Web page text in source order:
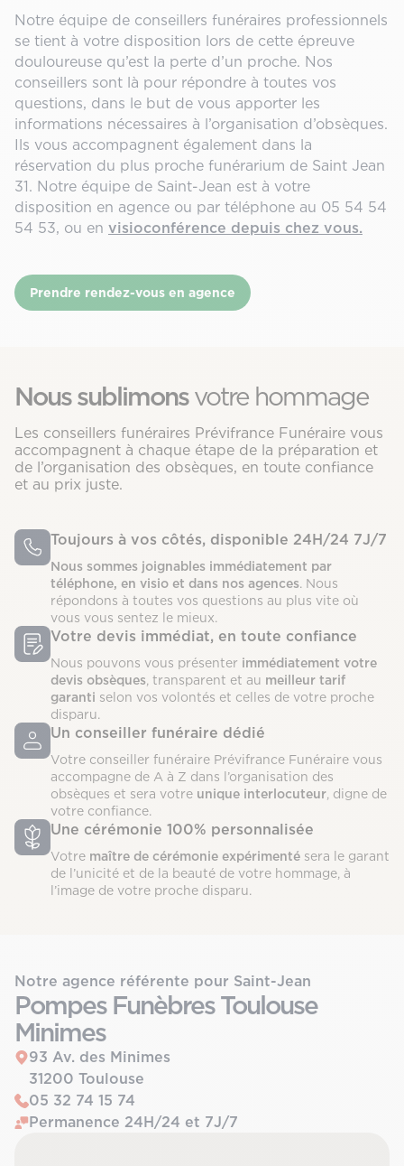
Notre équipe de conseillers funéraires professionnels
se tient à votre disposition lors de cette épreuve
douloureuse qu’est la perte d’un proche. Nos
conseillers sont là pour répondre à toutes vos
questions, dans le but de vous apporter les
informations nécessaires à l’organisation d’obsèques.
Ils vous accompagnent également dans la
réservation du plus proche funérarium de Saint Jean
31. Notre équipe de Saint-Jean est à votre
disposition en agence ou par téléphone au 05 54 54
54 53, ou en visioconférence depuis chez vous.
Prendre rendez-vous en agence
Nous sublimonsvotre hommage
Les conseillers funéraires Prévifrance Funéraire vous
accompagnent à chaque étape de la préparation et
de l’organisation des obsèques, en toute confiance
et au prix juste.
Toujours à vos côtés, disponible 24H/24 7J/7
Nous sommes joignables immédiatement par
téléphone, en visio et dans nos agences. Nous
répondons à toutes vos questions au plus vite où
vous vous sentez le mieux.
Votre devis immédiat, en toute confiance
Nous pouvons vous présenter immédiatement votre
devis obsèques , transparent et au meilleur tarif
garanti selon vos volontés et celles de votre proche
disparu.
Un conseiller funéraire dédié
Votre conseiller funéraire Prévifrance Funéraire vous
accompagne de A à Z dans l’organisation des
obsèques et sera votre unique interlocuteur , digne de
votre confiance.
Une cérémonie 100% personnalisée
Votre maître de cérémonie expérimenté sera le garant
de l’unicité et de la beauté de votre hommage, à
l’image de votre proche disparu.
Notre agence référente pour Saint-Jean
Pompes Funèbres Toulouse
Minimes
93 Av. des Minimes
31200 Toulouse
05 32 74 15 74
Permanence 24H/24 et 7J/7